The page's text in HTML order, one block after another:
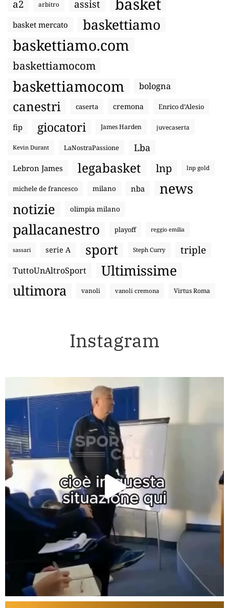
a2 arbitro assist basket
basket mercato baskettiamo
baskettiamo.com
baskettiamocom
baskettiamocom bologna
canestri caserta cremona Enrico d’Alesio
fip giocatori James Harden juvecaserta
Kevin Durant LaNostraPassione Lba
Lebron James legabasket lnp lnp gold
michele de francesco milano nba news
notizie olimpia milano
pallacanestro playoff reggio emilia
sassari serie A sport Steph Curry triple
TuttoUnAltroSport Ultimissime
ultimora vanoli vanoli cremona Virtus Roma
Instagram